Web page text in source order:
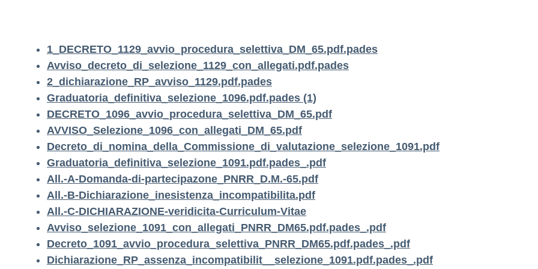
1_DECRETO_1129_avvio_procedura_selettiva_DM_65.pdf.pades
Avviso_decreto_di_selezione_1129_con_allegati.pdf.pades
2_dichiarazione_RP_avviso_1129.pdf.pades
Graduatoria_definitiva_selezione_1096.pdf.pades (1)
DECRETO_1096_avvio_procedura_selettiva_DM_65.pdf
AVVISO_Selezione_1096_con_allegati_DM_65.pdf
Decreto_di_nomina_della_Commissione_di_valutazione_selezione_1091.pdf
Graduatoria_definitiva_selezione_1091.pdf.pades_.pdf
All.-A-Domanda-di-partecipazone_PNRR_D.M.-65.pdf
All.-B-Dichiarazione_inesistenza_incompatibilita.pdf
All.-C-DICHIARAZIONE-veridicita-Curriculum-Vitae
Avviso_selezione_1091_con_allegati_PNRR_DM65.pdf.pades_.pdf
Decreto_1091_avvio_procedura_selettiva_PNRR_DM65.pdf.pades_.pdf
Dichiarazione_RP_assenza_incompatibilit__selezione_1091.pdf.pades_.pdf